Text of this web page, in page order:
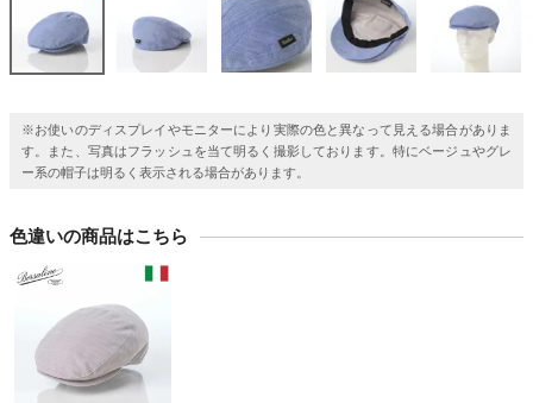
※お使いのディスプレイやモニターにより実際の色と異なって見える場合がありま
す。また、写真はフラッシュを当て明るく撮影しております。特にベージュやグレ
ー系の帽子は明るく表示される場合があります。
色違いの商品はこちら